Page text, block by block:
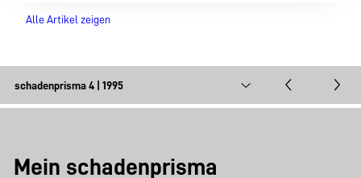
Alle Artikel zeigen
Mein schadenprisma